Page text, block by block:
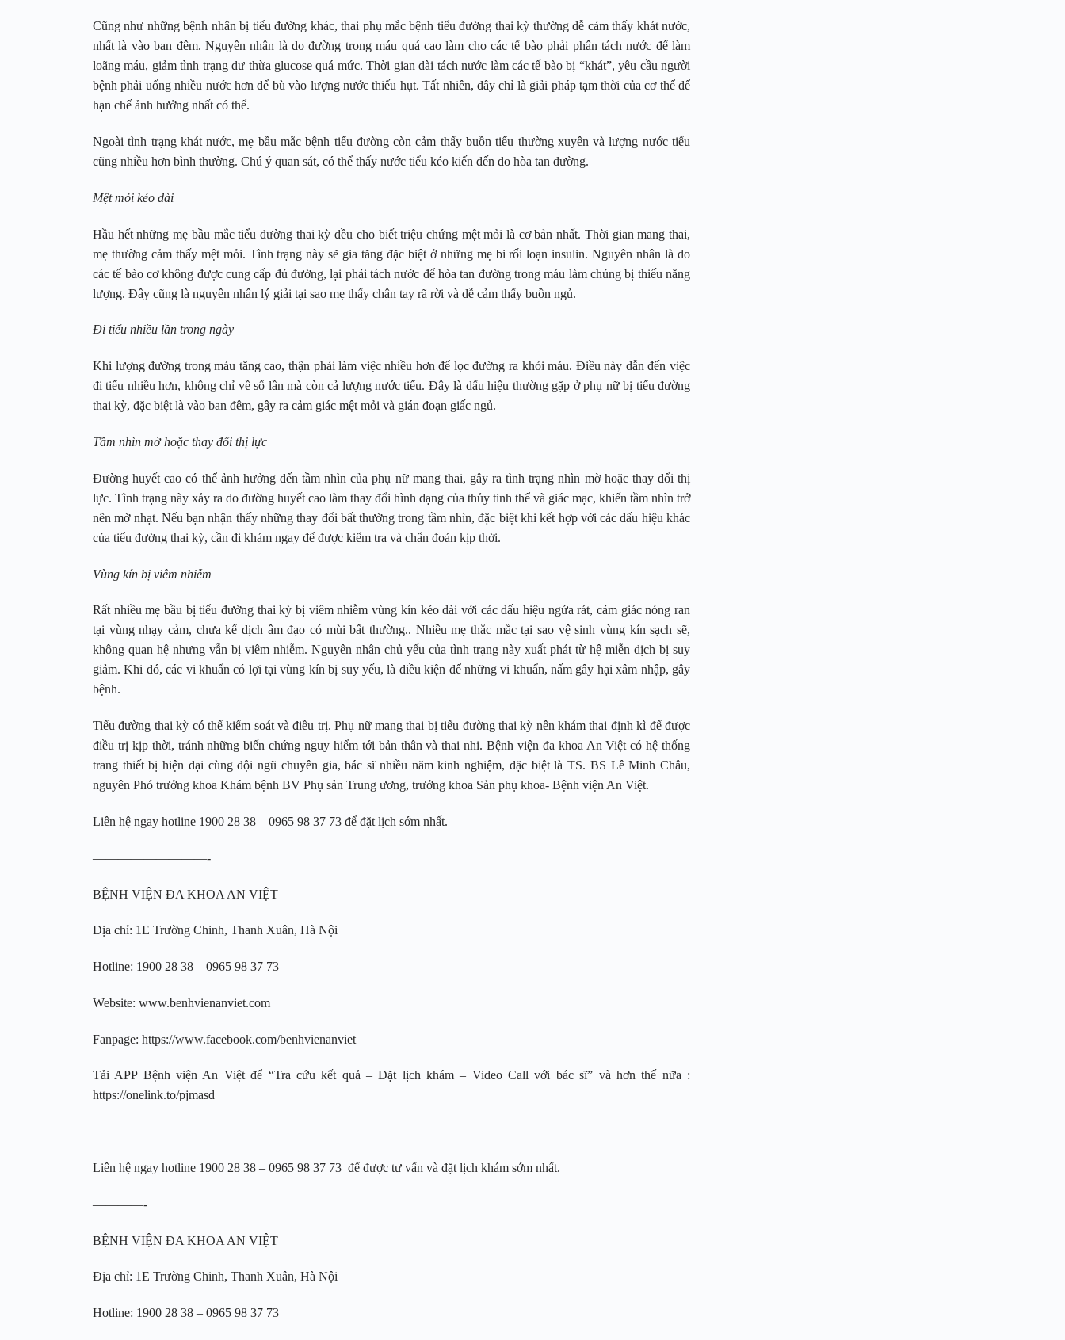
Cũng như những bệnh nhân bị tiểu đường khác, thai phụ mắc bệnh tiểu đường thai kỳ thường dễ cảm thấy khát nước,
nhất là vào ban đêm. Nguyên nhân là do đường trong máu quá cao làm cho các tế bào phải phân tách nước để làm
loãng máu, giảm tình trạng dư thừa glucose quá mức. Thời gian dài tách nước làm các tế bào bị “khát”, yêu cầu người
bệnh phải uống nhiều nước hơn để bù vào lượng nước thiếu hụt. Tất nhiên, đây chỉ là giải pháp tạm thời của cơ thể để
hạn chế ảnh hưởng nhất có thể.
Ngoài tình trạng khát nước, mẹ bầu mắc bệnh tiểu đường còn cảm thấy buồn tiểu thường xuyên và lượng nước tiểu
cũng nhiều hơn bình thường. Chú ý quan sát, có thể thấy nước tiểu kéo kiến đến do hòa tan đường.
Mệt mỏi kéo dài
Hầu hết những mẹ bầu mắc tiểu đường thai kỳ đều cho biết triệu chứng mệt mỏi là cơ bản nhất. Thời gian mang thai,
mẹ thường cảm thấy mệt mỏi. Tình trạng này sẽ gia tăng đặc biệt ở những mẹ bi rối loạn insulin. Nguyên nhân là do
các tế bào cơ không được cung cấp đủ đường, lại phải tách nước để hòa tan đường trong máu làm chúng bị thiếu năng
lượng. Đây cũng là nguyên nhân lý giải tại sao mẹ thấy chân tay rã rời và dễ cảm thấy buồn ngủ.
Đi tiểu nhiều lần trong ngày
Khi lượng đường trong máu tăng cao, thận phải làm việc nhiều hơn để lọc đường ra khỏi máu. Điều này dẫn đến việc
đi tiểu nhiều hơn, không chỉ về số lần mà còn cả lượng nước tiểu. Đây là dấu hiệu thường gặp ở phụ nữ bị tiểu đường
thai kỳ, đặc biệt là vào ban đêm, gây ra cảm giác mệt mỏi và gián đoạn giấc ngủ.
Tầm nhìn mờ hoặc thay đổi thị lực
Đường huyết cao có thể ảnh hưởng đến tầm nhìn của phụ nữ mang thai, gây ra tình trạng nhìn mờ hoặc thay đổi thị
lực. Tình trạng này xảy ra do đường huyết cao làm thay đổi hình dạng của thủy tinh thể và giác mạc, khiến tầm nhìn trở
nên mờ nhạt. Nếu bạn nhận thấy những thay đổi bất thường trong tầm nhìn, đặc biệt khi kết hợp với các dấu hiệu khác
của tiểu đường thai kỳ, cần đi khám ngay để được kiểm tra và chẩn đoán kịp thời.
Vùng kín bị viêm nhiễm
Rất nhiều mẹ bầu bị tiểu đường thai kỳ bị viêm nhiễm vùng kín kéo dài với các dấu hiệu ngứa rát, cảm giác nóng ran
tại vùng nhạy cảm, chưa kể dịch âm đạo có mùi bất thường.. Nhiều mẹ thắc mắc tại sao vệ sinh vùng kín sạch sẽ,
không quan hệ nhưng vẫn bị viêm nhiễm. Nguyên nhân chủ yếu của tình trạng này xuất phát từ hệ miễn dịch bị suy
giảm. Khi đó, các vi khuẩn có lợi tại vùng kín bị suy yếu, là điều kiện để những vi khuẩn, nấm gây hại xâm nhập, gây
bệnh.
Tiểu đường thai kỳ có thể kiểm soát và điều trị. Phụ nữ mang thai bị tiểu đường thai kỳ nên khám thai định kì để được
điều trị kịp thời, tránh những biến chứng nguy hiểm tới bản thân và thai nhi. Bệnh viện đa khoa An Việt có hệ thống
trang thiết bị hiện đại cùng đội ngũ chuyên gia, bác sĩ nhiều năm kinh nghiệm, đặc biệt là TS. BS Lê Minh Châu,
nguyên Phó trưởng khoa Khám bệnh BV Phụ sản Trung ương, trưởng khoa Sản phụ khoa- Bệnh viện An Việt.
Liên hệ ngay hotline 1900 28 38 – 0965 98 37 73 để đặt lịch sớm nhất.
—————————-
BỆNH VIỆN ĐA KHOA AN VIỆT
Địa chỉ: 1E Trường Chinh, Thanh Xuân, Hà Nội
Hotline: 1900 28 38 – 0965 98 37 73
Website: www.benhvienanviet.com
Fanpage: https://www.facebook.com/benhvienanviet
Tải APP Bệnh viện An Việt để “Tra cứu kết quả – Đặt lịch khám – Video Call với bác sĩ” và hơn thế nữa :
https://onelink.to/pjmasd
Liên hệ ngay hotline 1900 28 38 – 0965 98 37 73 để được tư vấn và đặt lịch khám sớm nhất.
————-
BỆNH VIỆN ĐA KHOA AN VIỆT
Địa chỉ: 1E Trường Chinh, Thanh Xuân, Hà Nội
Hotline: 1900 28 38 – 0965 98 37 73